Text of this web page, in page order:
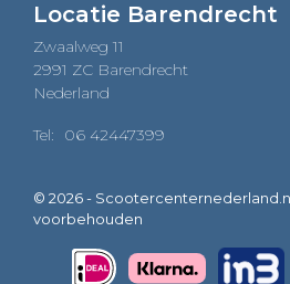
Locatie Barendrecht
Zwaalweg 11
2991 ZC Barendrecht
Nederland
Tel: 06 42447399
© 2026 -
voorbehouden